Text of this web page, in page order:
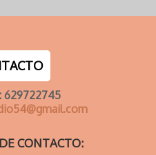
629722745
CONTACTO: